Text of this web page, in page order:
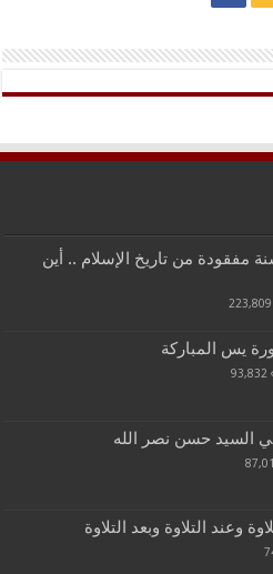
من 183 سنة مفقودة من تاريخ الإسلام .. أين
223,809
يس المباركة
93,832
السيد حسن نصر الله
وعند التلاوة وبعد التلاوة